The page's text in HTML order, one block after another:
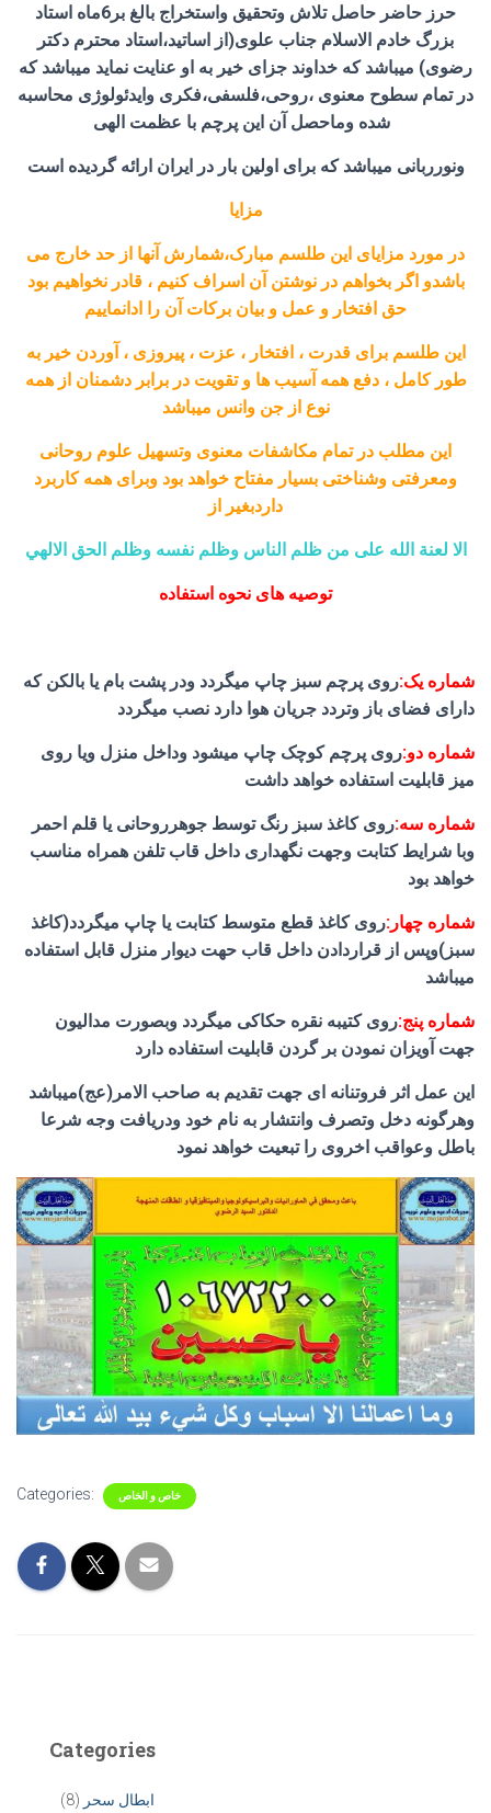
حرز حاضر حاصل تلاش وتحقیق واستخراج بالغ بر6ماه استاد
بزرگ خادم الاسلام جناب علوی(از اساتید،استاد محترم دکتر
رضوی) میباشد که خداوند جزای خیر به او عنایت نماید میباشد که
در تمام سطوح معنوی ،روحی،فلسفی،فکری وایدئولوژی محاسبه
شده وماحصل آن این پرچم با عظمت الهی
ونورربانی میباشد که برای اولین بار در ایران ارائه گردیده است
مزایا
در مورد مزایای این طلسم مبارک،شمارش آنها از حد خارج می
باشدو اگر بخواهم در نوشتن آن اسراف کنیم ، قادر نخواهیم بود
حق افتخار و عمل و بیان برکات آن را ادانماییم
این طلسم برای قدرت ، افتخار ، عزت ، پیروزی ، آوردن خیر به
طور کامل ، دفع همه آسیب ها و تقویت در برابر دشمنان از همه
نوع از جن وانس میباشد
این مطلب در تمام مکاشفات معنوی وتسهیل علوم روحانی
ومعرفتی وشناختی بسیار مفتاح خواهد بود وبرای همه کاربرد
داردبغیر از
الا لعنة الله على من ظلم الناس وظلم نفسه وظلم الحق الالهي
توصیه های نحوه استفاده
شماره یک:روی پرچم سبز چاپ میگردد ودر پشت بام یا بالکن که
دارای فضای باز وتردد جریان هوا دارد نصب میگردد
شماره دو:روی پرچم کوچک چاپ میشود وداخل منزل ویا روی
میز قابلیت استفاده خواهد داشت
شماره سه:روی کاغذ سبز رنگ توسط جوهرروحانی یا قلم احمر
وبا شرایط کتابت وجهت نگهداری داخل قاب تلفن همراه مناسب
خواهد بود
شماره چهار:روی کاغذ قطع متوسط کتابت یا چاپ میگردد(کاغذ
سبز)وپس از قراردادن داخل قاب حهت دیوار منزل قابل استفاده
میباشد
شماره پنج:روی کتیبه نقره حکاکی میگردد وبصورت مدالیون
جهت آویزان نمودن بر گردن قابلیت استفاده دارد
این عمل اثر فروتنانه ای جهت تقدیم به صاحب الامر(عج)میباشد
وهرگونه دخل وتصرف وانتشار به نام خود ودریافت وجه شرعا
باطل وعواقب اخروی را تبعیت خواهد نمود
Categories: خاص و الخاص
Categories
ابطال سحر (8)